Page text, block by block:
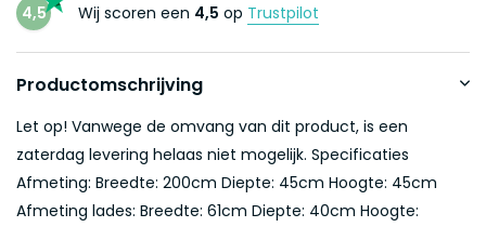
4,5 Wij scoren een 4,5 op Trustpilot
Productomschrijving
Let op! Vanwege de omvang van dit product, is een
zaterdag levering helaas niet mogelijk. Specificaties
Afmeting: Breedte: 200cm Diepte: 45cm Hoogte: 45cm
Afmeting lades: Breedte: 61cm Diepte: 40cm Hoogte: